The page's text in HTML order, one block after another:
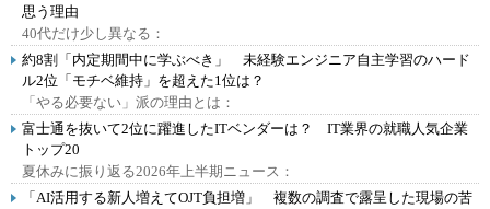
思う理由
40代だけ少し異なる：
約8割「内定期間中に学ぶべき」 未経験エンジニア自主学習のハード
ル2位「モチベ維持」を超えた1位は？
「やる必要ない」派の理由とは：
富士通を抜いて2位に躍進したITベンダーは？ IT業界の就職人気企業
トップ20
夏休みに振り返る2026年上半期ニュース：
「AI活用する新人増えてOJT負担増」 複数の調査で露呈した現場の苦